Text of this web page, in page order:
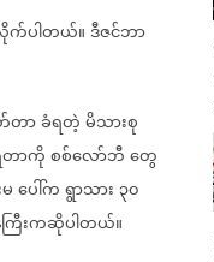
လိုက်ပါတယ်။ဒီဇင်ဘာ
တာခံရတဲ့မိသားစု
တာကိုစစ်လော်ဘီတွေ
ပေါ်ကရွာသား ၃၀
ြီးကဆိုပါတယ်။